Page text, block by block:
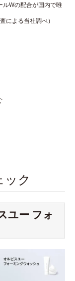
Wの配合が国内で唯
による当社調べ）
ク
ユー フォ